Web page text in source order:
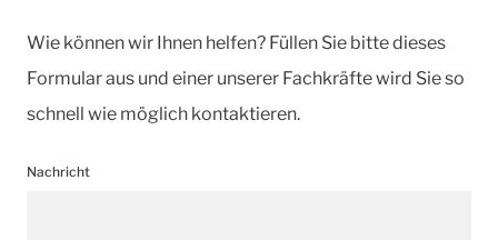
Wie können wir Ihnen helfen? Füllen Sie bitte dieses
Formular aus und einer unserer Fachkräfte wird Sie so
schnell wie möglich kontaktieren.
Nachricht